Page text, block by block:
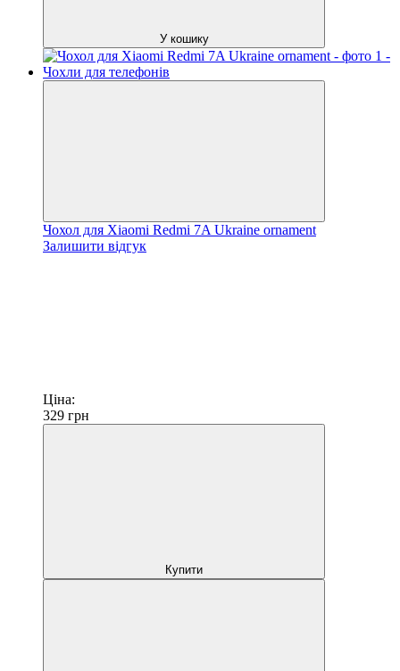
У кошику
Чохол для Xiaomi Redmi 7A Ukraine ornament
Залишити відгук
Ціна:
329 грн
Купити